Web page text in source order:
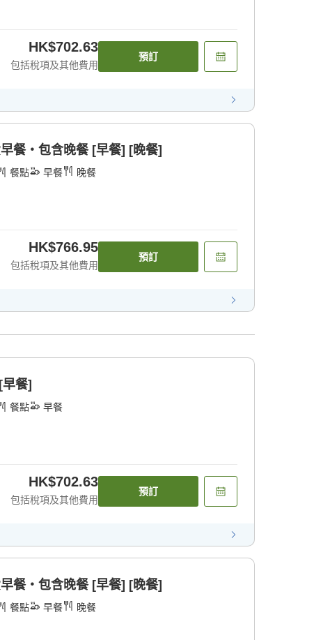
HK$702.63
包括稅項及其他費用
預訂
餐・包含晚餐 [早餐] [晚餐]
餐點 早餐 晚餐
HK$766.95
包括稅項及其他費用
預訂
餐]
餐點 早餐
HK$702.63
包括稅項及其他費用
預訂
餐・包含晚餐 [早餐] [晚餐]
餐點 早餐 晚餐